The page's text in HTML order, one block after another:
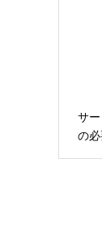
サ
の